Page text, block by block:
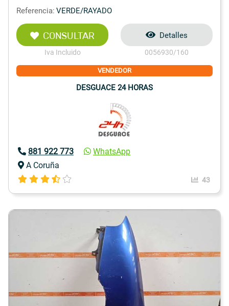
Referencia: VERDE/RAYADO
CONSULTAR
Iva Incluido
Detalles
0056930/160
VENDEDOR
DESGUACE 24 HORAS
881 922 773
WhatsApp
A Coruña
43